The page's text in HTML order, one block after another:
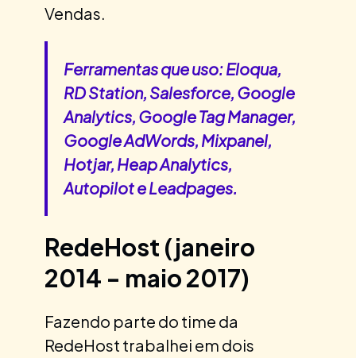
Vendas.
Ferramentas que uso: Eloqua,
RD Station, Salesforce, Google
Analytics, Google Tag Manager,
Google AdWords, Mixpanel,
Hotjar, Heap Analytics,
Autopilot e Leadpages.
RedeHost (janeiro
2014 - maio 2017)
Fazendo parte do time da
RedeHost trabalhei em dois